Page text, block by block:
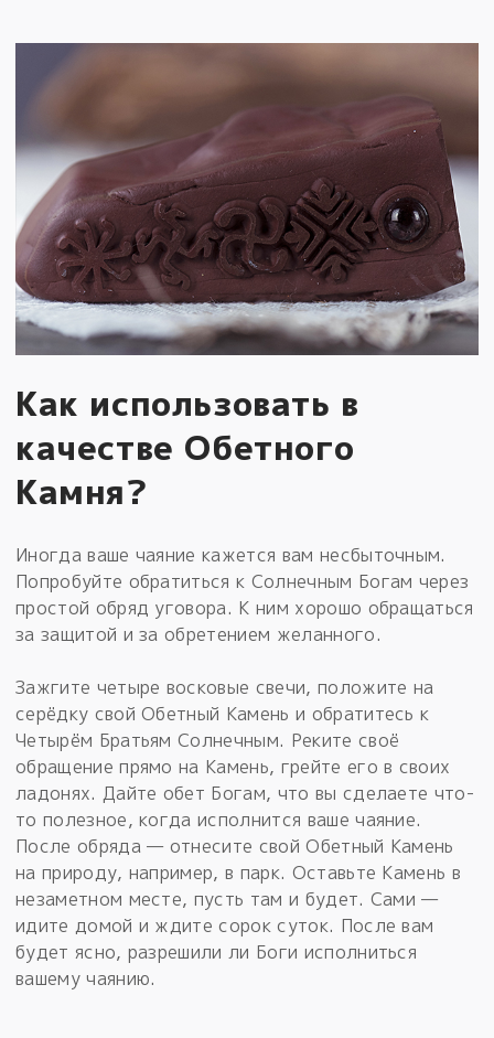
Как использовать в
качестве Обетного
Камня?
Иногда ваше чаяние кажется вам несбыточным.
Попробуйте обратиться к Солнечным Богам через
простой обряд уговора. К ним хорошо обращаться
за защитой и за обретением желанного.
Зажгите четыре восковые свечи, положите на
серёдку свой Обетный Камень и обратитесь к
Четырём Братьям Солнечным. Реките своё
обращение прямо на Камень, грейте его в своих
ладонях. Дайте обет Богам, что вы сделаете что-
то полезное, когда исполнится ваше чаяние.
После обряда — отнесите свой Обетный Камень
на природу, например, в парк. Оставьте Камень в
незаметном месте, пусть там и будет. Сами —
идите домой и ждите сорок суток. После вам
будет ясно, разрешили ли Боги исполниться
вашему чаянию.